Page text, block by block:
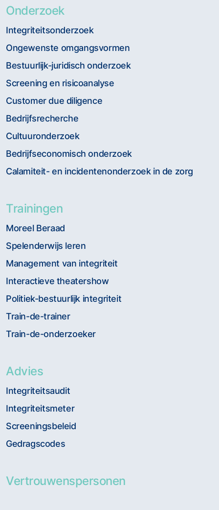
Onderzoek
Integriteitsonderzoek
Ongewenste omgangsvormen
Bestuurlijk-juridisch onderzoek
Screening en risicoanalyse
Customer due diligence
Bedrijfsrecherche
Cultuuronderzoek
Bedrijfseconomisch onderzoek
Calamiteit- en incidentenonderzoek in de zorg
Trainingen
Moreel Beraad
Spelenderwijs leren
Management van integriteit
Interactieve theatershow
Politiek-bestuurlijk integriteit
Train-de-trainer
Train-de-onderzoeker
Advies
Integriteitsaudit
Integriteitsmeter
Screeningsbeleid
Gedragscodes
Vertrouwenspersonen